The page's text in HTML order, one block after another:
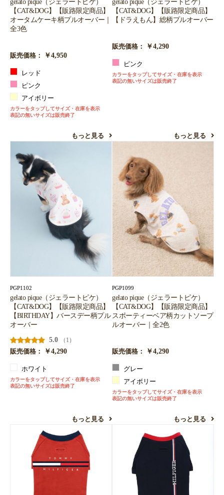
【CAT&DOG】【販路限定商品】
オータムケーキ柄プルオーバー｜
全3色
販売価格： ￥4,950
レッド
ピンク
アイボリー
カラーをタップしてサイズ・在庫を表示
表記の無いサイズは販売終了
もっと見る
【CAT&DOG】【販路限定商品】
【ドラえもん】総柄プルオーバー
販売価格： ￥4,290
ピンク
カラーをタップしてサイズ・在庫を表示
表記の無いサイズは販売終了
もっと見る
PGP1102
gelato pique（ジェラートピケ）
【CAT&DOG】【販路限定商品】
【BIRTHDAY】バースデー柄プル
オーバー
5.0
（1）
販売価格：
￥4,290
ホワイト
カラーをタップしてサイズ・在庫を表示
表記の無いサイズは販売終了
もっと見る
PGP1099
gelato pique（ジェラートピケ）
【CAT&DOG】【販路限定商品】
スポーティーベア柄カットソープ
ルオーバー｜全2色
販売価格： ￥4,290
グレー
アイボリー
カラーをタップしてサイズ・在庫を表示
表記の無いサイズは販売終了
もっと見る
お買い物を続ける カートへ進む